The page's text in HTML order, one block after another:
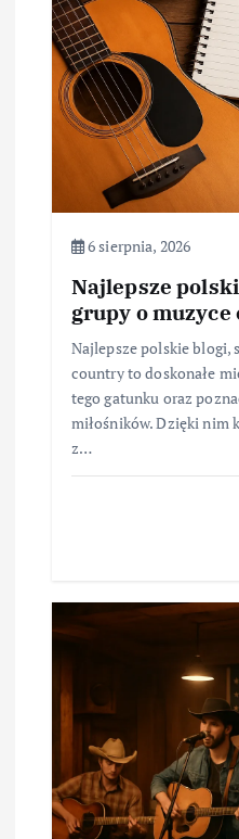
6 sierpnia, 2026
Najlepsze
grupy o
Najlepsze polskie blogi,
country to doskonałe
tego gatunku oraz
miłośników. Dzięki nim
z…